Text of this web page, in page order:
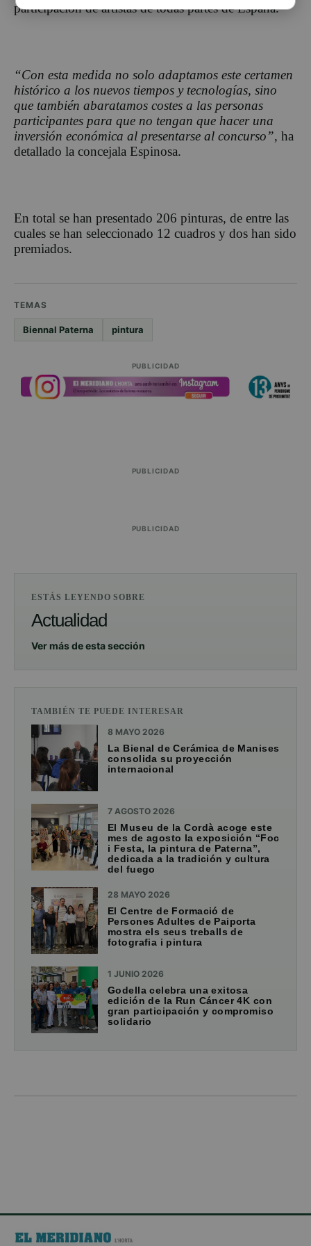
participación de artistas de todas partes de España.
“Con esta medida no solo adaptamos este certamen
histórico a los nuevos tiempos y tecnologías, sino
que también abaratamos costes a las personas
participantes para que no tengan que hacer una
inversión económica al presentarse al concurso”, ha
detallado la concejala Espinosa.
En total se han presentado 206 pinturas, de entre las
cuales se han seleccionado 12 cuadros y dos han sido
premiados.
TEMAS
Biennal Paterna pintura
PUBLICIDAD
PUBLICIDAD
PUBLICIDAD
ESTÁS LEYENDO SOBRE
Actualidad
Ver más de esta sección
TAMBIÉN TE PUEDE INTERESAR
8 MAYO 2026
La Bienal de Cerámica de Manises
consolida su proyección
internacional
7 AGOSTO 2026
El Museu de la Cordà acoge este
mes de agosto la exposición “Foc
i Festa, la pintura de Paterna”,
dedicada a la tradición y cultura
del fuego
28 MAYO 2026
El Centre de Formació de
Persones Adultes de Paiporta
mostra els seus treballs de
fotografia i pintura
1 JUNIO 2026
Godella celebra una exitosa
edición de la Run Cáncer 4K con
gran participación y compromiso
solidario